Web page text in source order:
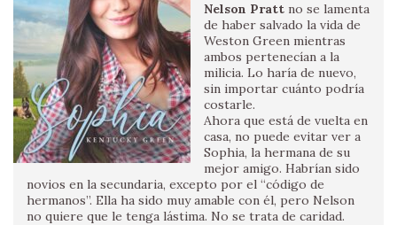
Nelson Pratt no se lamenta
de haber salvado la vida de
Weston Green mientras
ambos pertenecían a la
milicia. Lo haría de nuevo,
sin importar cuánto podría
costarle.
Ahora que está de vuelta en
casa, no puede evitar ver a
Sophia, la hermana de su
mejor amigo. Habrían sido
novios en la secundaria, excepto por el “código de
hermanos”. Ella ha sido muy amable con él, pero Nelson
no quiere que le tenga lástima. No se trata de caridad.